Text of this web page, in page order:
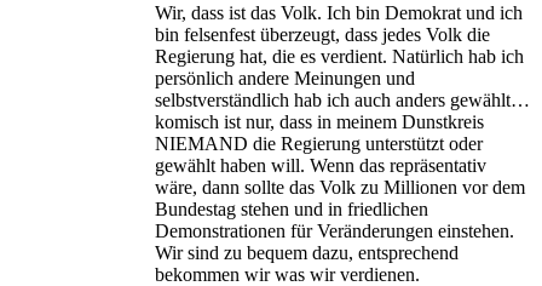
Wir, dass ist das Volk. Ich bin Demokrat und ich
bin felsenfest überzeugt, dass jedes Volk die
Regierung hat, die es verdient. Natürlich hab ich
persönlich andere Meinungen und
selbstverständlich hab ich auch anders gewählt…
komisch ist nur, dass in meinem Dunstkreis
NIEMAND die Regierung unterstützt oder
gewählt haben will. Wenn das repräsentativ
wäre, dann sollte das Volk zu Millionen vor dem
Bundestag stehen und in friedlichen
Demonstrationen für Veränderungen einstehen.
Wir sind zu bequem dazu, entsprechend
bekommen wir was wir verdienen.